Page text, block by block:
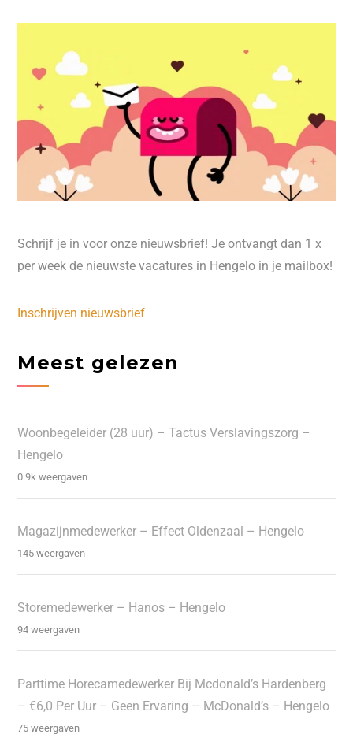
Schrijf je in voor onze nieuwsbrief! Je ontvangt dan 1 x
per week de nieuwste vacatures in Hengelo in je mailbox!
Inschrijven nieuwsbrief
Meest gelezen
Woonbegeleider (28 uur) – Tactus Verslavingszorg –
Hengelo
0.9k weergaven
Magazijnmedewerker – Effect Oldenzaal – Hengelo
145 weergaven
Storemedewerker – Hanos – Hengelo
94 weergaven
Parttime Horecamedewerker Bij Mcdonald’s Hardenberg
– €6,0 Per Uur – Geen Ervaring – McDonald’s – Hengelo
75 weergaven